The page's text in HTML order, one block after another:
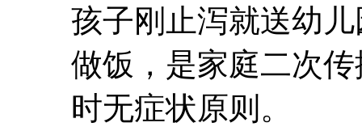
孩子刚止泻就送幼
做饭，是家庭二次
时无症状原则。